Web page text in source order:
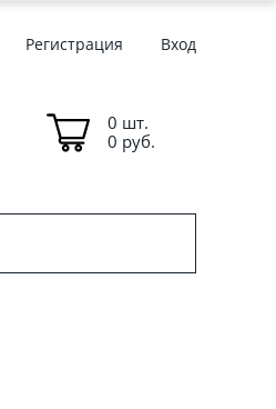
Регистрация Вход
0 шт.
0 руб.